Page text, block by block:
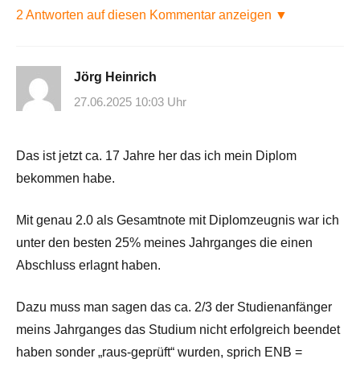
2 Antworten auf diesen Kommentar anzeigen ▼
Jörg Heinrich
27.06.2025 10:03 Uhr
Das ist jetzt ca. 17 Jahre her das ich mein Diplom
bekommen habe.
Mit genau 2.0 als Gesamtnote mit Diplomzeugnis war ich
unter den besten 25% meines Jahrganges die einen
Abschluss erlagnt haben.
Dazu muss man sagen das ca. 2/3 der Studienanfänger
meins Jahrganges das Studium nicht erfolgreich beendet
haben sonder „raus-geprüft“ wurden, sprich ENB =